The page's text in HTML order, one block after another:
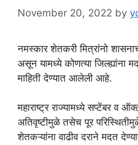
November 20, 2022 by
नमस्कार शेतकरी मित्रांनो
असून यामध्ये कोणत्या जिल्ह्यांना
माहिती देण्यात आलेली आहे.
महाराष्ट्र राज्यामध्ये सप्टेंबर व
अतिवृष्टीमुळे तसेच पूर
शेतकऱ्यांना वाढीव दराने मदत